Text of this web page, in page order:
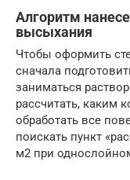
Алгоритм
высыхания
Чтобы оформить
сначала
заниматься
рассчитать, каким
обработать все
поискать пункт
м2 при